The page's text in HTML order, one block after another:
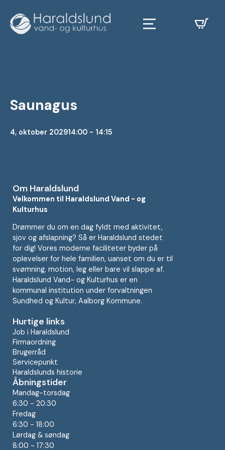
Saunagus
4, oktober 202914:00 - 14:15
Om Haraldslund
Velkommen til Haraldslund Vand - og
Kulturhus
Drømmer du om en dag fyldt med aktivitet,
sjov og afslapning? Så er Haraldslund stedet
for dig! Vores moderne faciliteter byder på
oplevelser for hele familien, uanset om du er til
svømning, motion, leg eller bare vil slappe af.
Haraldslund Vand- og Kulturhus er en
kommunal institution under forvaltningen
Sundhed og Kultur, Aalborg Kommune.
Hurtige links
Job i Haraldslund
Firmaordning
Brugerråd
Servicepunkt
Haraldslunds historie
Åbningstider
Mandag-torsdag
6:30 - 20:30
Fredag
6:30 - 18:00
Lørdag & søndag
8:00 - 17:30